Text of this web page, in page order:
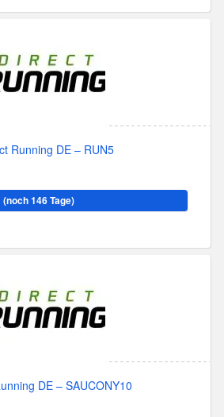
Running DE – RUN5
(noch 146 Tage)
DE – SAUCONY10